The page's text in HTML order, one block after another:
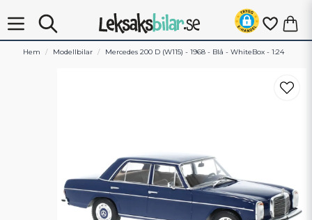
Hem Modellbilar Mercedes 200 D (W115) - 1968 - Blå - WhiteBox - 1:24